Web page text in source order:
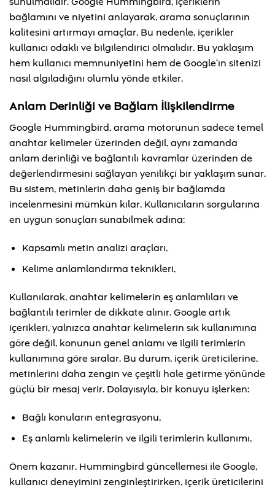
bağlamını ve niyetini anlayarak, arama sonuçlarının
kalitesini artırmayı amaçlar. Bu nedenle, içerikler
kullanıcı odaklı ve bilgilendirici olmalıdır. Bu yaklaşım
hem kullanıcı memnuniyetini hem de Google’ın sitenizi
nasıl algıladığını olumlu yönde etkiler.
Anlam Derinliği ve Bağlam İlişkilendirme
Google Hummingbird, arama motorunun sadece temel
anahtar kelimeler üzerinden değil, aynı zamanda
anlam derinliği ve bağlantılı kavramlar üzerinden de
değerlendirmesini sağlayan yenilikçi bir yaklaşım sunar.
Bu sistem, metinlerin daha geniş bir bağlamda
incelenmesini mümkün kılar. Kullanıcıların sorgularına
en uygun sonuçları sunabilmek adına:
Kapsamlı metin analizi araçları,
Kelime anlamlandırma teknikleri,
Kullanılarak, anahtar kelimelerin eş anlamlıları ve
bağlantılı terimler de dikkate alınır. Google artık
içerikleri, yalnızca anahtar kelimelerin sık kullanımına
göre değil, konunun genel anlamı ve ilgili terimlerin
kullanımına göre sıralar. Bu durum, içerik üreticilerine,
metinlerini daha zengin ve çeşitli hale getirme yönünde
güçlü bir mesaj verir. Dolayısıyla, bir konuyu işlerken:
Bağlı konuların entegrasyonu,
Eş anlamlı kelimelerin ve ilgili terimlerin kullanımı,
Önem kazanır. Hummingbird güncellemesi ile Google,
kullanıcı deneyimini zenginleştirirken, içerik üreticilerini